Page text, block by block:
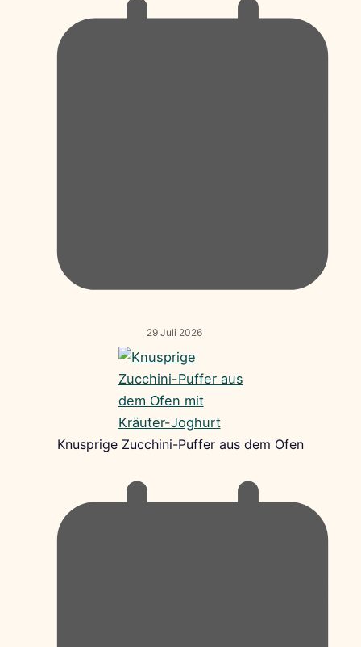
29 Juli 2026
Knusprige Zucchini-Puffer aus dem Ofen